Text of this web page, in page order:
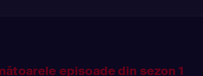
episoade din sezon 1